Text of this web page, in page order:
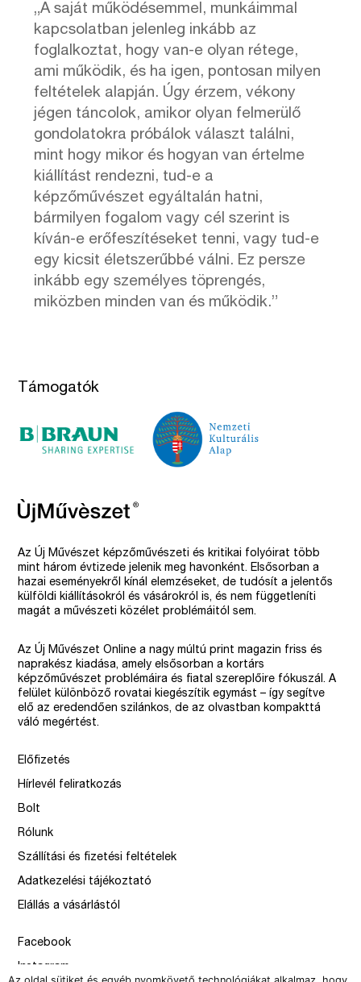
„A saját működésemmel, munkáimmal
kapcsolatban jelenleg inkább az
foglalkoztat, hogy van-e olyan rétege,
ami működik, és ha igen, pontosan milyen
feltételek alapján. Úgy érzem, vékony
jégen táncolok, amikor olyan felmerülő
gondolatokra próbálok választ találni,
mint hogy mikor és hogyan van értelme
kiállítást rendezni, tud-e a
képzőművészet egyáltalán hatni,
bármilyen fogalom vagy cél szerint is
kíván-e erőfeszítéseket tenni, vagy tud-e
egy kicsit életszerűbbé válni. Ez persze
inkább egy személyes töprengés,
miközben minden van és működik.”
Támogatók
Az Új Művészet képzőművészeti és kritikai folyóirat több
mint három évtizede jelenik meg havonként. Elsősorban a
hazai eseményekről kínál elemzéseket, de tudósít a jelentős
külföldi kiállításokról és vásárokról is, és nem függetleníti
magát a művészeti közélet problémáitól sem.
Az Új Művészet Online a nagy múltú print magazin friss és
naprakész kiadása, amely elsősorban a kortárs
képzőművészet problémáira és fiatal szereplőire fókuszál. A
felület különböző rovatai kiegészítik egymást – így segítve
elő az eredendően szilánkos, de az olvastban kompakttá
váló megértést.
Előfizetés
Hírlevél feliratkozás
Bolt
Rólunk
Szállítási és fizetési feltételek
Adatkezelési tájékoztató
Elállás a vásárlástól
Facebook
Instagram